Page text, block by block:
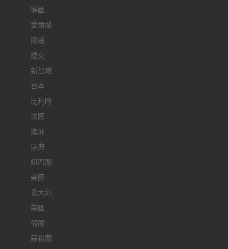
德國
愛爾蘭
挪威
捷克
新加坡
日本
比利時
法國
澳洲
瑞典
紐西蘭
美國
義大利
英國
荷蘭
蘇格蘭